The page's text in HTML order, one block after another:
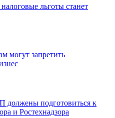
льготы станет
могут запретить
подготовиться к
и Ростехнадзора